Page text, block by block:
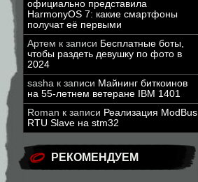
официально представила
HarmonyOS 7: какие смартфоны
получат её первыми
Артем к записи Бесплатные боты,
чтобы раздеть девушку по фото в
2024
sasha к записи Майнинг биткоинов
на 55-летнем ветеране IBM 1401
Roman к записи Реализация ModBus
RTU Slave на stm32
РЕКОМЕНДУЕМ